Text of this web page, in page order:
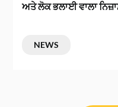
ਅਤੇ ਲੋਕ ਭਲਾਈ ਵਾਲਾ
NEWS